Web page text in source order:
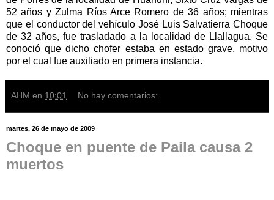
52 años y Zulma Ríos Arce Romero de 36 años; mientras
que el conductor del vehículo José Luis Salvatierra Choque
de 32 años, fue trasladado a la localidad de Llallagua. Se
conoció que dicho chofer estaba en estado grave, motivo
por el cual fue auxiliado en primera instancia.
AHM en 10:01 No hay comentarios:
martes, 26 de mayo de 2009
Choque en puente de Paila causa 2
muertos